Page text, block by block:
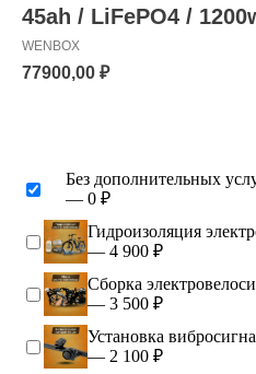
45ah / LiFePO4 /
WENBOX
77900,00 ₽
Без дополнительных
— 0 ₽
Гидроизоляция
— 4 900 ₽
Сборка
— 3 500 ₽
Установка
— 2 100 ₽